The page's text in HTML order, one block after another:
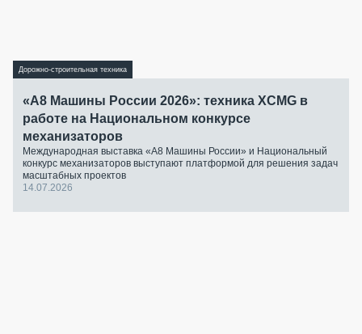
Дорожно-строительная техника
«А8 Машины России 2026»: техника XCMG в
работе на Национальном конкурсе
механизаторов
Международная выставка «А8 Машины России» и Национальный
конкурс механизаторов выступают платформой для решения задач
масштабных проектов
14.07.2026